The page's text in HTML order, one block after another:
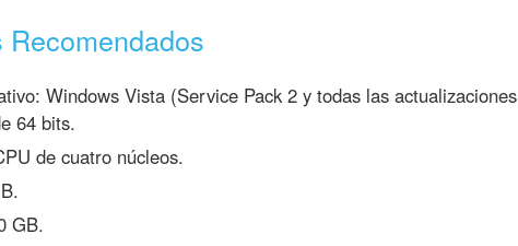
Recomendados
Windows Vista (Service Pack 2 y todas las actualizaciones
64 bits.
de cuatro núcleos.
GB.